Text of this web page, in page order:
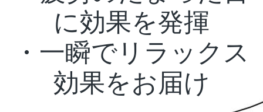
に効果を発揮
・一瞬でリラックス
効果をお届け